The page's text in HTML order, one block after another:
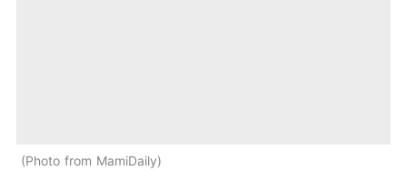
Photo from MamiDaily